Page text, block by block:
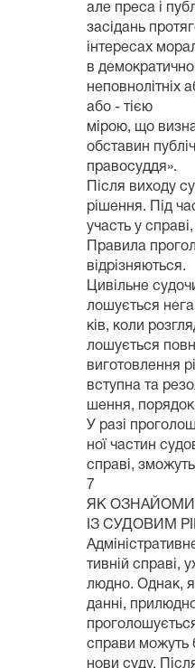
але преса і
засідань
інтересах
в
неповнолітніх
або - тією
мірою, що
обставин
правосуддя».
Після виходу
рішення. Під
участь у
Правила
відрізняються.
Цивільне
лошується
ків, коли
лошується
виготовлення
вступна та
шення, порядок
У разі
ної частин
справі,
7
ЯК
ІЗ СУДОВИМ
тивній справі,
людно. Однак,
данні,
справи можуть
нови суду.